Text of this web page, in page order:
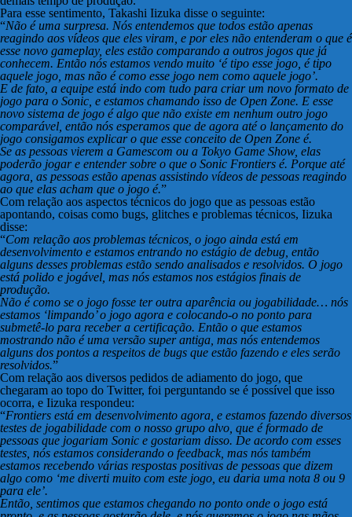
Para esse sentimento, Takashi Iizuka disse o seguinte:
“Não é uma surpresa. Nós entendemos que todos estão apenas
reagindo aos vídeos que eles viram, e por eles não entenderam o que é
esse novo gameplay, eles estão comparando a outros jogos que já
conhecem. Então nós estamos vendo muito ‘é tipo esse jogo, é tipo
aquele jogo, mas não é como esse jogo nem como aquele jogo’.
E de fato, a equipe está indo com tudo para criar um novo formato de
jogo para o Sonic, e estamos chamando isso de Open Zone. E esse
novo sistema de jogo é algo que não existe em nenhum outro jogo
comparável, então nós esperamos que de agora até o lançamento do
jogo consigamos explicar o que esse conceito de Open Zone é.
Se as pessoas vierem a Gamescom ou a Tokyo Game Show, elas
poderão jogar e entender sobre o que o Sonic Frontiers é. Porque até
agora, as pessoas estão apenas assistindo vídeos de pessoas reagindo
ao que elas acham que o jogo é.”
Com relação aos aspectos técnicos do jogo que as pessoas estão
apontando, coisas como bugs, glitches e problemas técnicos, Iizuka
disse:
“Com relação aos problemas técnicos, o jogo ainda está em
desenvolvimento e estamos entrando no estágio de debug, então
alguns desses problemas estão sendo analisados e resolvidos. O jogo
está polido e jogável, mas nós estamos nos estágios finais de
produção.
Não é como se o jogo fosse ter outra aparência ou jogabilidade… nós
estamos ‘limpando’ o jogo agora e colocando-o no ponto para
submetê-lo para receber a certificação. Então o que estamos
mostrando não é uma versão super antiga, mas nós entendemos
alguns dos pontos a respeitos de bugs que estão fazendo e eles serão
resolvidos.”
Com relação aos diversos pedidos de adiamento do jogo, que
chegaram ao topo do Twitter, foi perguntando se é possível que isso
ocorra, e Iizuka respondeu:
“Frontiers está em desenvolvimento agora, e estamos fazendo diversos
testes de jogabilidade com o nosso grupo alvo, que é formado de
pessoas que jogariam Sonic e gostariam disso. De acordo com esses
testes, nós estamos considerando o feedback, mas nós também
estamos recebendo várias respostas positivas de pessoas que dizem
algo como ‘me diverti muito com este jogo, eu daria uma nota 8 ou 9
para ele’.
Então, sentimos que estamos chegando no ponto onde o jogo está